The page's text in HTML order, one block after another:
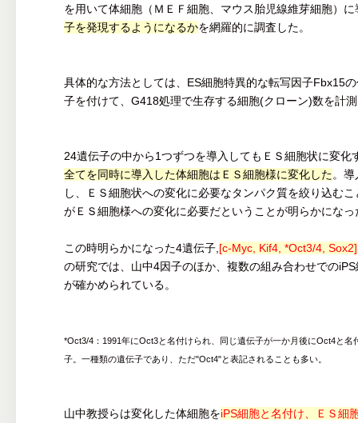
を用いて体細胞（ＭＥＦ細胞、マウス胎児線維芽細胞）に
子を発現するようになるかを網羅的に調査した。
具体的な方法としては、ES細胞特異的な転写因子Fbx15
子を付けて、G418処理で生存する細胞(クローン)数を計
24遺伝子の中から1つずつを導入してもＥＳ細胞状に変化
全てを同時に導入した体細胞はＥＳ細胞様に変化した。
し、ＥＳ細胞状への変化に必要なタンパク質を絞り込む
がＥＳ細胞様への変化に必要だということが明らかになっ
この時明らかになった4遺伝子, [c-Myc, Kif4, *Oct3/4,
の研究では、山中4因子のほか、複数の組み合わせでの
が確かめられている。
*Oct3/4：1991年にOct3と名付けられ、同じ遺伝子が一か月後にOct4と名
子。一種類の遺伝子であり、ただ"Oct4"と表記されることも多い。
山中教授らは変化した体細胞をiPS細胞と名付け、ＥＳ細